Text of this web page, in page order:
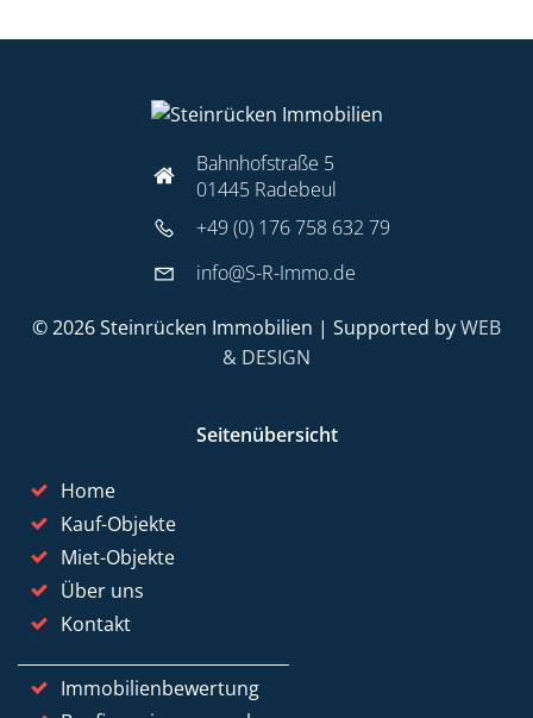
Bahnhofstraße 5
01445 Radebeul
+49 (0) 176 758 632 79
info@S-R-Immo.de
© 2026 Steinrücken Immobilien | Supported byWEB
& DESIGN
Seitenübersicht
Home
Kauf-Objekte
Miet-Objekte
Über uns
Kontakt
Immobilienbewertung